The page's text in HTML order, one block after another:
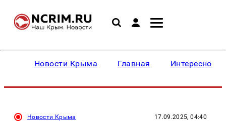
Новости Крыма Главная Интересное
Новости Крыма 17.09.2025, 04:40